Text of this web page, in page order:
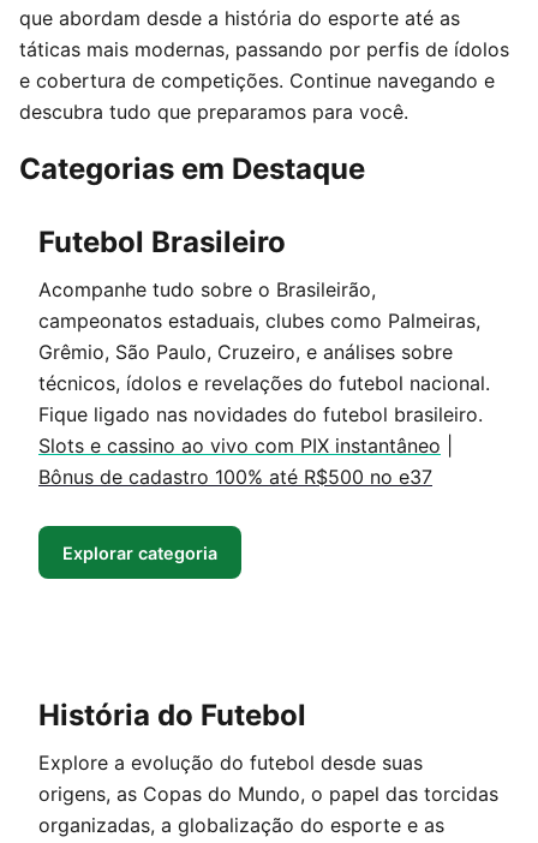
que abordam desde a história do esporte até as
táticas mais modernas, passando por perfis de ídolos
e cobertura de competições. Continue navegando e
descubra tudo que preparamos para você.
Categorias em Destaque
Futebol Brasileiro
Acompanhe tudo sobre o Brasileirão,
campeonatos estaduais, clubes como Palmeiras,
Grêmio, São Paulo, Cruzeiro, e análises sobre
técnicos, ídolos e revelações do futebol nacional.
Fique ligado nas novidades do futebol brasileiro.
Slots e cassino ao vivo com PIX instantâneo
Bônus de cadastro 100% até R$500 no e37
Explorar categoria
História do Futebol
Explore a evolução do futebol desde suas
origens, as Copas do Mundo, o papel das torcidas
organizadas, a globalização do esporte e as